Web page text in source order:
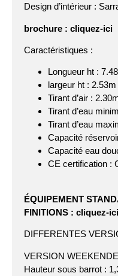
Design d’intérieur :
brochure : cliquez-ici
Caractéristiques :
Longueur ht :
largeur ht : 2.53m
Tirant d’air :
Tirant d’eau
Tirant d’eau
Capacité
Capacité eau
CE certification :
ÉQUIPEMENT
FINITIONS : cliquez-ici
DIFFERENTES
VERSION
Hauteur sous barrot :